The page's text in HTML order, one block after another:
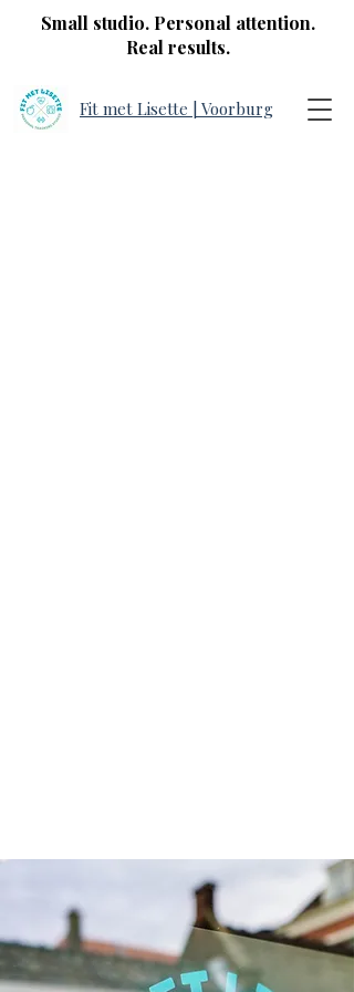
Small studio. Personal attention.
Real results.
Fit met Lisette | Voorburg